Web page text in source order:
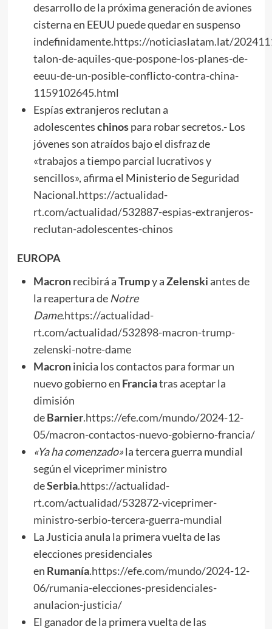
desarrollo de la próxima generación de aviones
cisterna en EEUU puede quedar en suspenso
indefinidamente.https://noticiaslatam.lat/
talon-de-aquiles-que-pospone-los-planes-de-
eeuu-de-un-posible-conflicto-contra-china-
1159102645.html
Espías extranjeros reclutan a
adolescenteschinospara robar secretos.- Los
jóvenes son atraídos bajo el disfraz de
«trabajos a tiempo parcial lucrativos y
sencillos», afirma el Ministerio de Seguridad
Nacional.https://actualidad-
rt.com/actualidad/532887-espias-extranjeros-
reclutan-adolescentes-chinos
EUROPA
Macronrecibirá aTrumpy aZelenskiantes de
la reapertura de Notre
Dame.https://actualidad-
rt.com/actualidad/532898-macron-trump-
zelenski-notre-dame
Macroninicia los contactos para formar un
nuevo gobierno en Franciatras aceptar la
dimisión
deBarnier.https://efe.com/mundo/2024-12-
05/macron-contactos-nuevo-gobierno-francia/
«Ya ha comenzado»la tercera guerra mundial
según el viceprimer ministro
deSerbia.https://actualidad-
rt.com/actualidad/532872-viceprimer-
ministro-serbio-tercera-guerra-mundial
La Justicia anula la primera vuelta de las
elecciones presidenciales
en Rumanía.https://efe.com/mundo/2024-12-
06/rumania-elecciones-presidenciales-
anulacion-justicia/
El ganador de la primera vuelta de las